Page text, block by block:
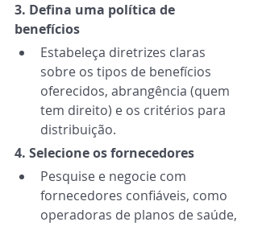
3. Defina uma política de
benefícios
Estabeleça diretrizes claras
sobre os tipos de benefícios
oferecidos, abrangência (quem
tem direito) e os critérios para
distribuição.
4. Selecione os fornecedores
Pesquise e negocie com
fornecedores confiáveis, como
operadoras de planos de saúde,